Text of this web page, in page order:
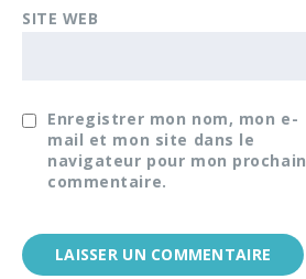
SITE WEB
Enregistrer mon nom, mon e-
mail et mon site dans le
navigateur pour mon prochain
commentaire.